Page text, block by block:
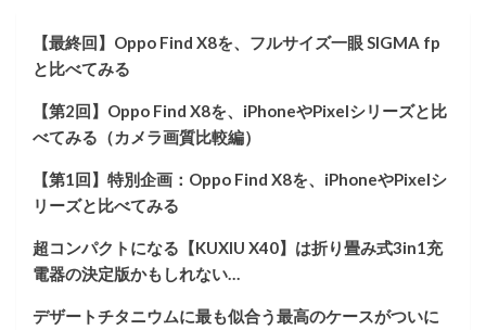
す
る
最
＆
超
コ
ス
パ
の
ス
マ
ト
【最終回】Oppo Find X8を、フルサイズ一眼 SIGMA fp
と比べてみる
【第2回】Oppo Find X8を、iPhoneやPixelシリーズと比
べてみる（カメラ画質比較編）
【第1回】特別企画：Oppo Find X8を、iPhoneやPixelシ
リーズと比べてみる
超コンパクトになる【KUXIU X40】は折り畳み式3in1充
電器の決定版かもしれない…
デザートチタニウムに最も似合う最高のケースがついに